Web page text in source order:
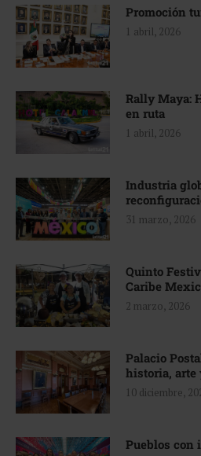
Promoción
1 abril, 2026
Rally Maya:
en ruta
1 abril, 2026
Industria
31 marzo, 2026
Quinto
Caribe
2 marzo, 2026
Palacio
historia, arte
10 diciembre,
Pueblos con